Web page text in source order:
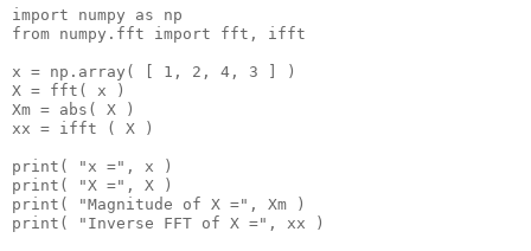
import numpy as np
from numpy.fft import fft, ifft
x = np.array( [ 1, 2, 4, 3 ] )
X = fft( x )
Xm = abs( X )
xx = ifft ( X )
print( "x =", x )
print( "X =", X )
print( "Magnitude of X =", Xm )
print( "Inverse FFT of X =", xx )